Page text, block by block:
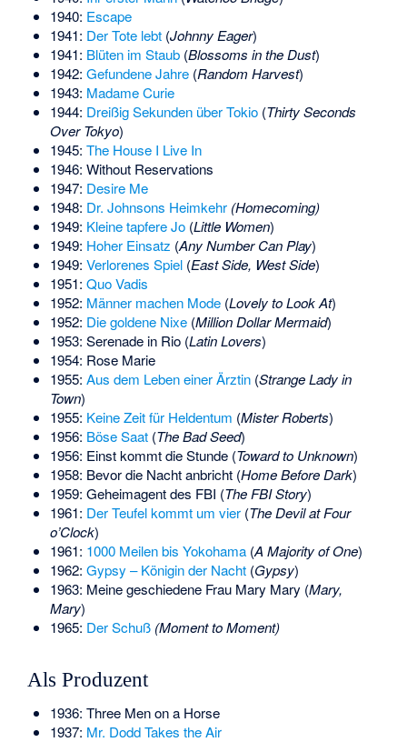
1940: Escape
1941: Der Tote lebt(Johnny Eager)
1941: Blüten im Staub(Blossoms in the Dust)
1942: Gefundene Jahre(Random Harvest)
1943: Madame Curie
1944: Dreißig Sekunden über Tokio(Thirty Seconds
Over Tokyo)
1945: The House I Live In
1946: Without Reservations
1947: Desire Me
1948: Dr. Johnsons Heimkehr (Homecoming)
1949: Kleine tapfere Jo(Little Women)
1949: Hoher Einsatz (Any Number Can Play)
1949: Verlorenes Spiel(East Side, West Side)
1951: Quo Vadis
1952: Männer machen Mode(Lovely to Look At)
1952: Die goldene Nixe(Million Dollar Mermaid)
1953: Serenade in Rio (Latin Lovers)
1954: Rose Marie
1955: Aus dem Leben einer Ärztin(Strange Lady in
Town)
1955: Keine Zeit für Heldentum (Mister Roberts)
1956: Böse Saat(The Bad Seed)
1956: Einst kommt die Stunde (Toward to Unknown)
1958: Bevor die Nacht anbricht (Home Before Dark)
1959: Geheimagent des FBI (The FBI Story)
1961: Der Teufel kommt um vier(The Devil at Four
o’Clock)
1961: 1000 Meilen bis Yokohama(A Majority of One)
1962: Gypsy – Königin der Nacht(Gypsy)
1963: Meine geschiedene Frau Mary Mary (Mary,
Mary)
1965: Der Schuß (Moment to Moment)
Als Produzent
1936: Three Men on a Horse
1937: Mr. Dodd Takes the Air